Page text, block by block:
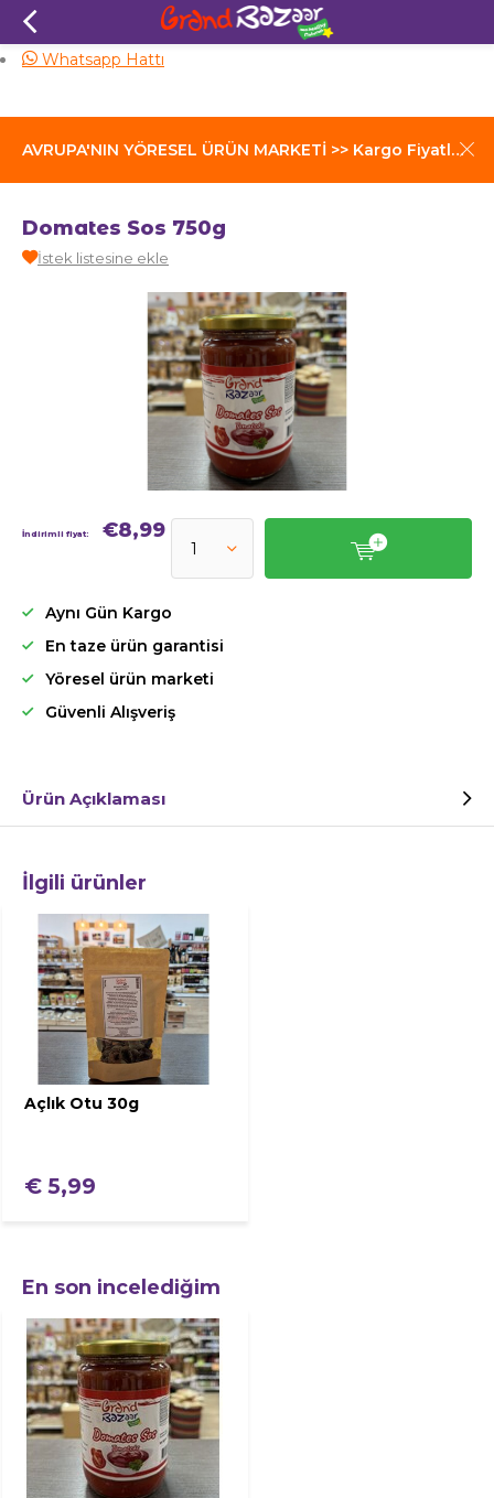
AVRUPA'NIN YÖRESEL ÜRÜN MARKETİ >> Kargo Fiyatları İçin Tıklayınız
Aynı Gün Kargo
Whatsapp Hattı
Domates Sos 750g
İstek listesine ekle
İndirimli fiyat: €8,99
Aynı Gün Kargo
En taze ürün garantisi
Yöresel ürün marketi
Güvenli Alışveriş
Ürün Açıklaması
İlgili ürünler
Açlık Otu 30g
€ 5,99
En son incelediğim